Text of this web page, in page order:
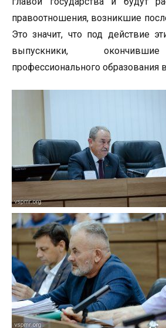
правоотношения, возникшие
Это значит, что под действие
выпускники,
профессионального образования